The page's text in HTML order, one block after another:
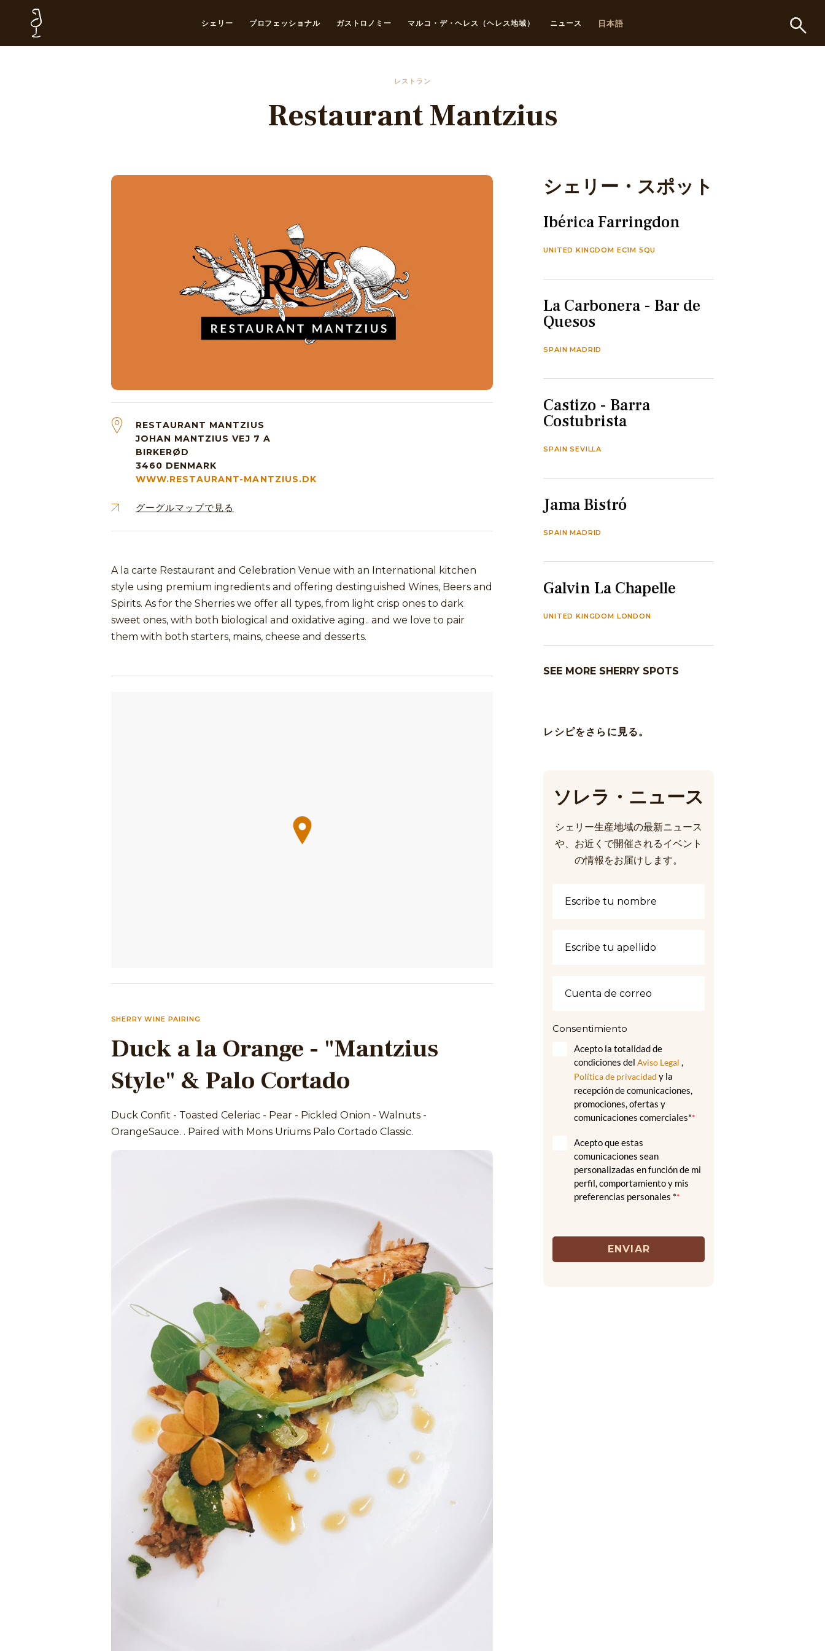
シェリー プロフェッショナル ガストロノミー マルコ・デ・ヘレス（ヘレス地域） ニュース 日本語
レストラン
Restaurant Mantzius
RESTAURANT MANTZIUS
JOHAN MANTZIUS VEJ 7 A
BIRKERØD
3460 DENMARK
WWW.RESTAURANT-MANTZIUS.DK
グーグルマップで見る
A la carte Restaurant and Celebration Venue with an International kitchen
style using premium ingredients and offering destinguished Wines, Beers and
Spirits. As for the Sherries we offer all types, from light crisp ones to dark
sweet ones, with both biological and oxidative aging.. and we love to pair
them with both starters, mains, cheese and desserts.
SHERRY WINE PAIRING
Duck a la Orange - "Mantzius
Style" & Palo Cortado
Duck Confit - Toasted Celeriac - Pear - Pickled Onion - Walnuts -
OrangeSauce. . Paired with Mons Uriums Palo Cortado Classic.
シェリー・スポット
Ibérica Farringdon
UNITED KINGDOM EC1M 5QU
La Carbonera - Bar de
Quesos
SPAIN MADRID
Castizo - Barra
Costubrista
SPAIN SEVILLA
Jama Bistró
SPAIN MADRID
Galvin La Chapelle
UNITED KINGDOM LONDON
SEE MORE SHERRY SPOTS
レシピをさらに見る。
ソレラ・ニュース
シェリー生産地域の最新ニュース
や、お近くで開催されるイベント
の情報をお届けします。
Consentimiento
Acepto la totalidad de
condiciones delAviso Legal ,
Política de privacidad y la
recepción de comunicaciones,
promociones, ofertas y
comunicaciones comerciales**
Acepto que estas
comunicaciones sean
personalizadas en función de mi
perfil, comportamiento y mis
preferencias personales **
ENVIAR